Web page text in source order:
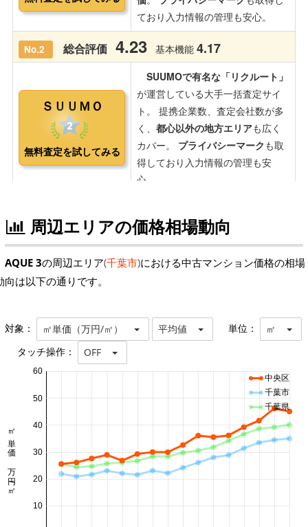
周辺エリアの価格相場動向
AQUE 3の周辺エリア(千葉市)における中古マンション価格の相場
向は以下の通りです。
対象： ㎡単価（万円/㎡） 平均値 単位： ㎡
タッチ操作： OFF
10
20
30
40
50
60
㎡単価 万円/㎡
中央区
千葉市
千葉県